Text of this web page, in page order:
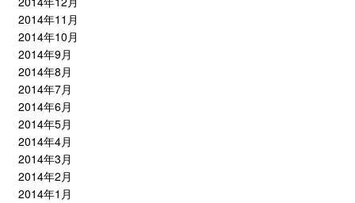
2014年11月
2014年10月
2014年9月
2014年8月
2014年7月
2014年6月
2014年5月
2014年4月
2014年3月
2014年2月
2014年1月